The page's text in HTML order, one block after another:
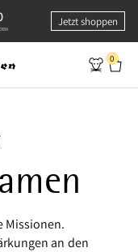
Jetzt shoppen
0
Missionen.
an den